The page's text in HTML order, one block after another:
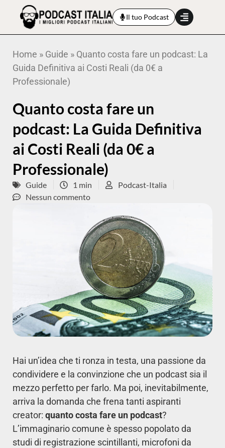
Il tuo Podcast
Home » Guide » Quanto costa fare un podcast: La
Guida Definitiva ai Costi Reali (da 0€ a
Professionale)
Quanto costa fare un
podcast: La Guida Definitiva
ai Costi Reali (da 0€ a
Professionale)
Guide 1 min
Podcast-Italia
Nessun commento
Hai un’idea che ti ronza in testa, una passione da
condividere e la convinzione che un podcast sia il
mezzo perfetto per farlo. Ma poi, inevitabilmente,
arriva la domanda che frena tanti aspiranti
creator: quanto costa fare un podcast?
L’immaginario comune è spesso popolato da
studi di registrazione scintillanti, microfoni da